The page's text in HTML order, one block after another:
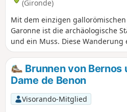
(Gironde)
Mit dem einzigen
Garonne ist die archäologische
und ein Muss. Diese
Rundgang durch die Gemeinde
und die Entdeckung der
Theaters der Stätte von Brion.
Brunnen von
Dame de Benon
Visorando-Mitglied